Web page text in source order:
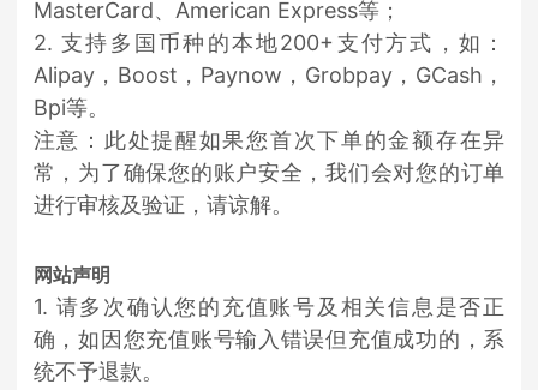
MasterCard、American Express等；
2. 支持多国币种的本地200+支付方式，如：
Alipay，Boost，Paynow，Grobpay，GCash，
Bpi等。
注意：此处提醒如果您首次下单的金额存在异
常，为了确保您的账户安全，我们会对您的订单
进行审核及验证，请谅解。
网站声明
1. 请多次确认您的充值账号及相关信息是否正
确，如因您充值账号输入错误但充值成功的，系
统不予退款。